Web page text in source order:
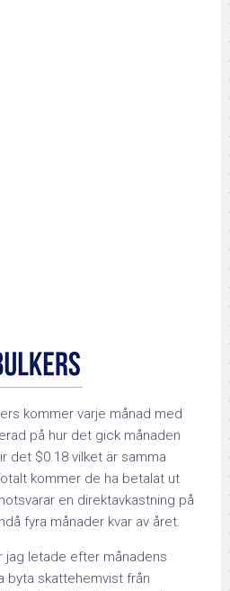
kommer varje månad med
på hur det gick månaden
det $0.18 vilket är samma
kommer de ha betalat ut
en direktavkastning på
fyra månader kvar av året.
jag letade efter månadens
byta skattehemvist från